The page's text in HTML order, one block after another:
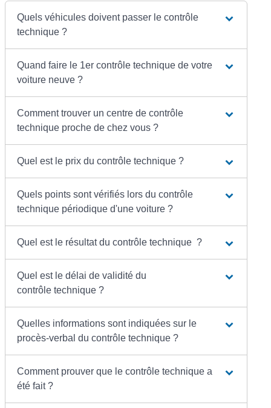
Quels véhicules doivent passer le contrôle
technique ?
Quand faire le 1er contrôle technique de votre
voiture neuve ?
Comment trouver un centre de contrôle
technique proche de chez vous ?
Quel est le prix du contrôle technique ?
Quels points sont vérifiés lors du contrôle
technique périodique d'une voiture ?
Quel est le résultat du contrôle technique ?
Quel est le délai de validité du
contrôle technique ?
Quelles informations sont indiquées sur le
procès-verbal du contrôle technique ?
Comment prouver que le contrôle technique a
été fait ?